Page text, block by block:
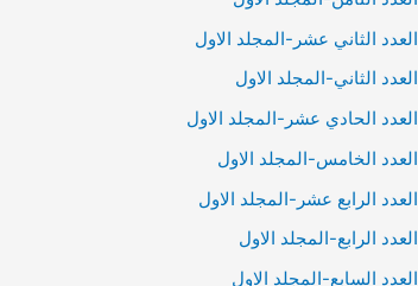
العدد الثاني عشر-المجلد الاول
العدد الثاني-المجلد الاول
العدد الحادي عشر-المجلد الاول
العدد الخامس-المجلد الاول
العدد الرابع عشر-المجلد الاول
العدد الرابع-المجلد الاول
العدد السابع-المجلد الاول